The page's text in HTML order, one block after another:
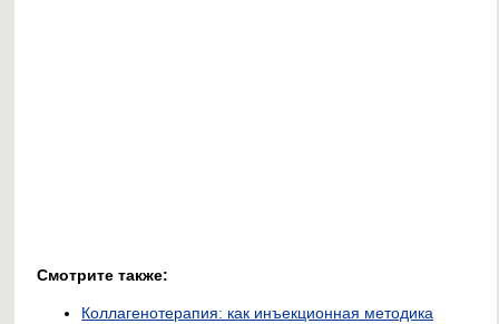
Смотрите также:
Коллагенотерапия: как инъекционная методика